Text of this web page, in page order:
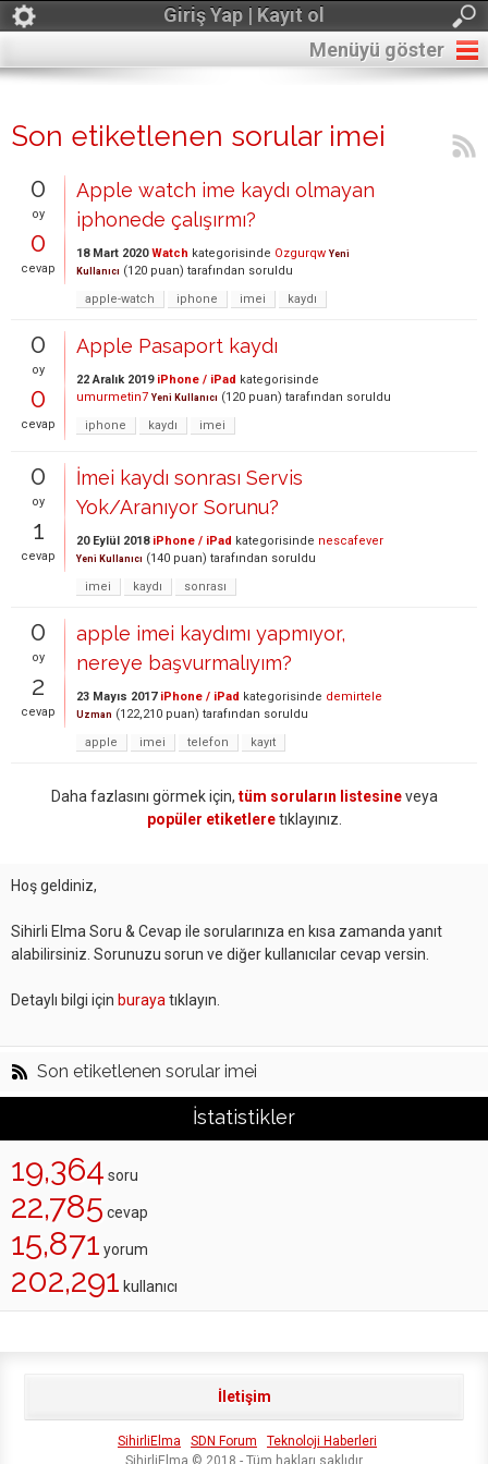
Giriş Yap | Kayıt ol
Menüyü göster
Son etiketlenen sorular imei
0
oy
0
cevap
Apple watch ime kaydı olmayan
iphonede çalışırmı?
18 Mart 2020 Watch kategorisinde Ozgurqw Yeni
Kullanıcı (120 puan) tarafından soruldu
apple-watch
iphone imei kaydı
0
oy
0
cevap
Apple Pasaport kaydı
22 Aralık 2019 iPhone / iPad kategorisinde
umurmetin7 Yeni Kullanıcı (120 puan) tarafından soruldu
iphone
kaydı imei
0
oy
1
cevap
İmei kaydı sonrası Servis
Yok/Aranıyor Sorunu?
20 Eylül 2018 iPhone / iPad kategorisinde nescafever
Yeni Kullanıcı (140 puan) tarafından soruldu
imei
kaydı sonrası
0
oy
2
cevap
apple imei kaydımı yapmıyor,
nereye başvurmalıyım?
23 Mayıs 2017 iPhone / iPad kategorisinde demirtele
Uzman (122,210 puan) tarafından soruldu
apple
imei telefon kayıt
Daha fazlasını görmek için, tüm soruların listesineveya
popüler etiketleretıklayınız.
Hoş geldiniz,
Sihirli Elma Soru & Cevap ile sorularınıza en kısa zamanda yanıt
alabilirsiniz. Sorunuzu sorun ve diğer kullanıcılar cevap versin.
Detaylı bilgi için buraya tıklayın.
Son etiketlenen sorular imei
İstatistikler
19,364 soru
22,785 cevap
15,871 yorum
202,291 kullanıcı
İletişim
SihirliElma SDN Forum
Teknoloji Haberleri
SihirliElma © 2018 - Tüm hakları saklıdır